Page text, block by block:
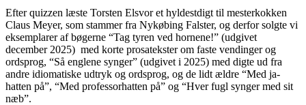
Efter quizzen læste Torsten Elsvor et hyldestdigt til mesterkokken
Claus Meyer, som stammer fra Nykøbing Falster, og derfor solgte vi
eksemplarer af bøgerne “Tag tyren ved hornene!” (udgivet
december 2025) med korte prosatekster om faste vendinger og
ordsprog, “Så englene synger” (udgivet i 2025) med digte ud fra
andre idiomatiske udtryk og ordsprog, og de lidt ældre “Med ja-
hatten på”, “Med professorhatten på” og “Hver fugl synger med sit
næb”.